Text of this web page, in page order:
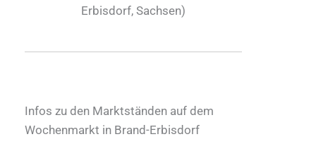
Erbisdorf, Sachsen)
Infos zu den Marktständen auf dem
Wochenmarkt in Brand-Erbisdorf